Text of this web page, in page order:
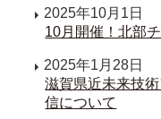
2025年10月1日
10月開催！北部
2025年1月28日
滋賀県近未来技
信について